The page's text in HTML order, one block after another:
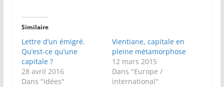
Similaire
Lettre d’un émigré.
Qu’est-ce qu’une
capitale ?
28 avril 2016
Dans "Idées"
Vientiane, capitale en
pleine métamorphose
12 mars 2015
Dans "Europe /
international"